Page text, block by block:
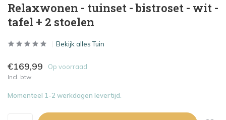
Relaxwonen - tuinset - bistroset - wit -
tafel + 2 stoelen
Bekijk alles Tuin
€169,99 Op voorraad
Incl. btw
Momenteel 1-2 werkdagen levertijd.